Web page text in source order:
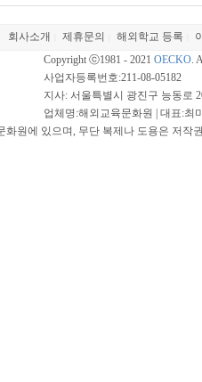
회사소개 제휴문의 해외학교 등록
Copyright ⓒ1981 - 2021 OECKO.
사업자등록번호:211-08-05182
지사: 서울특별시 광진구 능동로
업체명:해외교육문화원 | 대표:최
원에 있으며, 무단 복제나 도용은 저